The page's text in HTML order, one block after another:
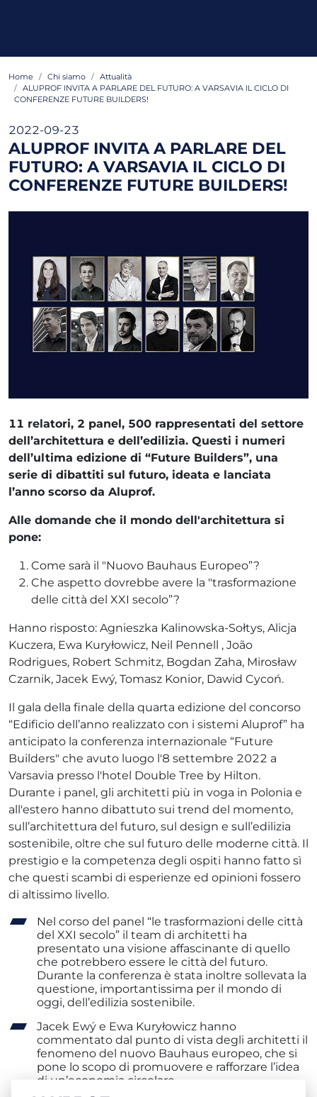
Home Chi siamo
Attualità
ALUPROF INVITA A PARLARE DEL FUTURO: A VARSAVIA IL CICLO DI
CONFERENZE FUTURE BUILDERS!
2022-09-23
ALUPROF INVITA A PARLARE DEL
FUTURO: A VARSAVIA IL CICLO DI
CONFERENZE FUTURE BUILDERS!
11 relatori, 2 panel, 500 rappresentati del settore
dell’architettura e dell’edilizia. Questi i numeri
dell’ultima edizione di “Future Builders”, una
serie di dibattiti sul futuro, ideata e lanciata
l’anno scorso da Aluprof.
Alle domande che il mondo dell'architettura si
pone:
Come sarà il "Nuovo Bauhaus Europeo”?
Che aspetto dovrebbe avere la "trasformazione
delle città del XXI secolo”?
Hanno risposto: Agnieszka Kalinowska-Sołtys, Alicja
Kuczera, Ewa Kuryłowicz, Neil Pennell , João
Rodrigues, Robert Schmitz, Bogdan Zaha, Mirosław
Czarnik, Jacek Ewý, Tomasz Konior, Dawid Cycoń.
Il gala della finale della quarta edizione del concorso
“Edificio dell’anno realizzato con i sistemi Aluprof” ha
anticipato la conferenza internazionale “Future
Builders" che avuto luogo l'8 settembre 2022 a
Varsavia presso l'hotel Double Tree by Hilton.
Durante i panel, gli architetti più in voga in Polonia e
all'estero hanno dibattuto sui trend del momento,
sull’architettura del futuro, sul design e sull’edilizia
sostenibile, oltre che sul futuro delle moderne città. Il
prestigio e la competenza degli ospiti hanno fatto sì
che questi scambi di esperienze ed opinioni fossero
di altissimo livello.
Nel corso del panel “le trasformazioni delle città
del XXI secolo” il team di architetti ha
presentato una visione affascinante di quello
che potrebbero essere le città del futuro.
Durante la conferenza è stata inoltre sollevata la
questione, importantissima per il mondo di
oggi, dell’edilizia sostenibile.
Jacek Ewý e Ewa Kuryłowicz hanno
commentato dal punto di vista degli architetti il
fenomeno del nuovo Bauhaus europeo, che si
pone lo scopo di promuovere e rafforzare l’idea
di un’economia circolare.